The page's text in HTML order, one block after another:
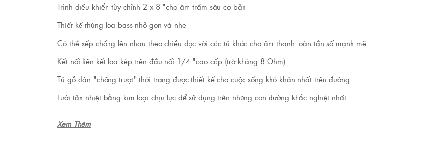
Trình điều khiển tùy chỉnh 2 x 8 "cho âm trầm sâu cơ bản
Thiết kế thùng loa bass nhỏ gọn và nhẹ
Có thể xếp chồng lên nhau theo chiều dọc với các tủ khác cho âm thanh toàn tần số mạnh mẽ
Kết nối liên kết loa kép trên đầu nối 1/4 "cao cấp (trở kháng 8 Ohm)
Tủ gỗ dán "chống trượt" thời trang được thiết kế cho cuộc sống khó khăn nhất trên đường
Lưới tản nhiệt bằng kim loại chịu lực để sử dụng trên những con đường khắc nghiệt nhất
Xem Thêm